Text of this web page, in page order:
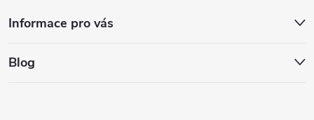
Informace pro vás
Blog